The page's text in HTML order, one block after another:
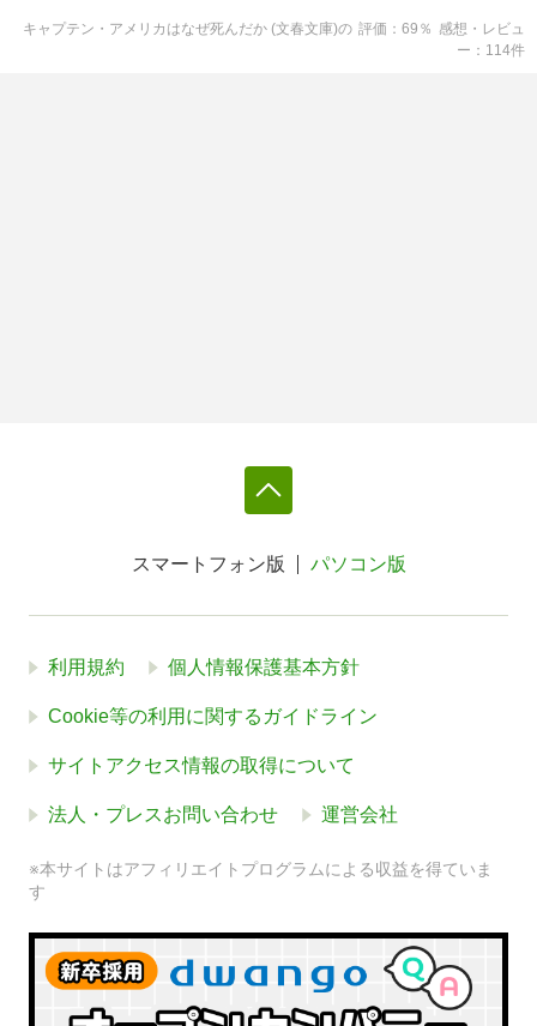
キャプテン・アメリカはなぜ死んだか (文春文庫)の 評価 69 ％ 感想・レビュ
ー
114件
スマートフォン版 パソコン版
利用規約 個人情報保護基本方針
Cookie等の利用に関するガイドライン
サイトアクセス情報の取得について
法人・プレスお問い合わせ 運営会社
※本サイトはアフィリエイトプログラムによる収益を得ていま
す